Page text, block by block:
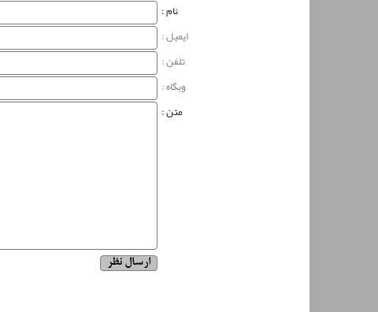
نام‌ :
ایمیل :
تلفن :
وبگاه‌ :
متن :